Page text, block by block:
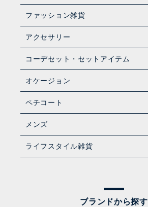
ファッション雑貨
アクセサリー
コーデセット・セットアイテム
オケージョン
ペチコート
メンズ
ライフスタイル雑貨
ブランドから探す